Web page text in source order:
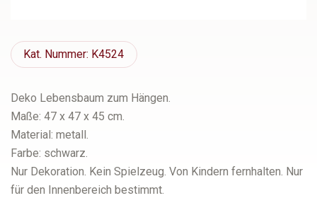
Kat. Nummer: K4524
Deko Lebensbaum zum Hängen.
Maße: 47 x 47 x 45 cm.
Material: metall.
Farbe: schwarz.
Nur Dekoration. Kein Spielzeug. Von Kindern fernhalten. Nur
für den Innenbereich bestimmt.